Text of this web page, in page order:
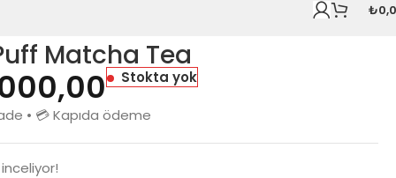
₺
Matcha Tea
Stokta yok
• 💳 Kapıda ödeme